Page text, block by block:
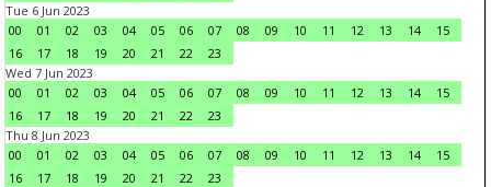
Tue 6 Jun 2023
00
01 02 03 04 05 06 07 08 09 10 11 12 13 14
15
16
17 18 19 20 21 22
23
Wed 7 Jun 2023
00
01 02 03 04 05 06 07 08 09 10 11 12 13 14
15
16
17 18 19 20 21 22
23
Thu 8 Jun 2023
00
01 02 03 04 05 06 07 08 09 10 11 12 13 14
15
16
17 18 19 20 21 22
23